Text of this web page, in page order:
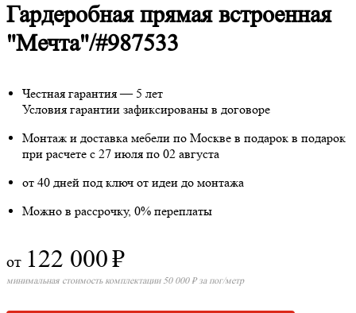
Гардеробная прямая встроенная
"Мечта"/#987533
Честная гарантия — 5 лет
Условия гарантии зафиксированы в договоре
Монтаж и доставка мебели по Москве в подарок в подарок
при расчете с 27 июля по 02 августа
от 40 дней под ключ от идеи до монтажа
Можно в рассрочку, 0% переплаты
от 122 000₽
минимальная стоимость комплектации 50 000 ₽ за пог/метр